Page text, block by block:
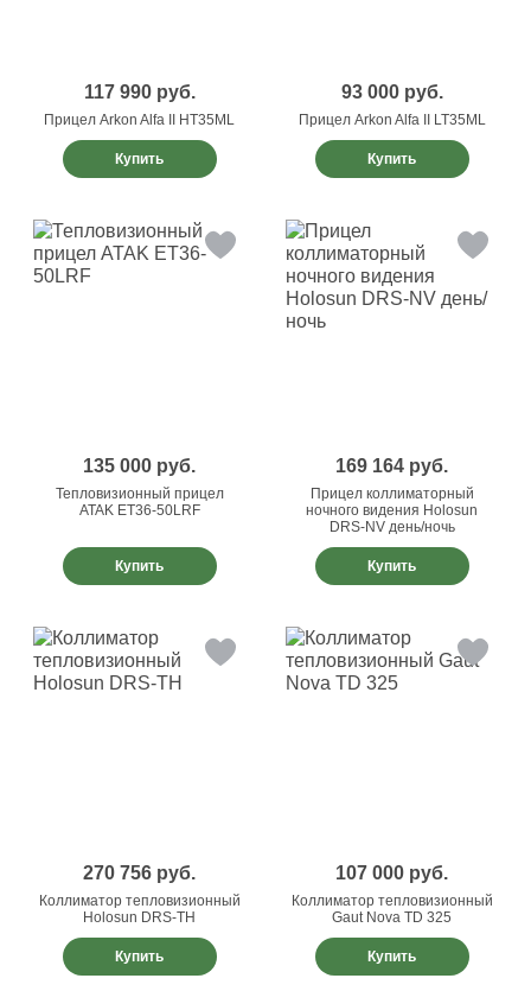
117 990 руб.
Прицел Arkon Alfa II HT35ML
Купить
93 000 руб.
Прицел Arkon Alfa II LT35ML
Купить
135 000 руб.
Тепловизионный прицел
ATAK ET36-50LRF
Купить
169 164 руб.
Прицел коллиматорный
ночного видения Holosun
DRS-NV день/ночь
Купить
270 756 руб.
Коллиматор тепловизионный
Holosun DRS-TH
Купить
107 000 руб.
Коллиматор тепловизионный
Gaut Nova TD 325
Купить